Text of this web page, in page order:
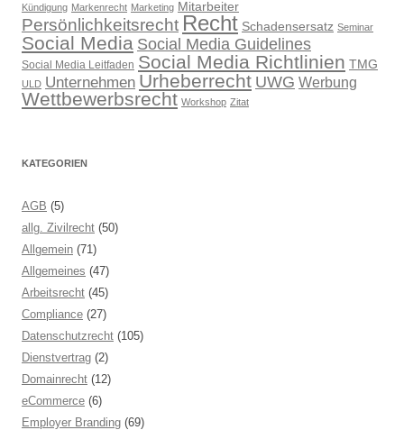
Kündigung Markenrecht Marketing Mitarbeiter
Persönlichkeitsrecht Recht Schadensersatz Seminar
Social Media Social Media Guidelines
Social Media Leitfaden Social Media Richtlinien TMG
ULD Unternehmen Urheberrecht UWG Werbung
Wettbewerbsrecht Workshop Zitat
KATEGORIEN
AGB (5)
allg. Zivilrecht (50)
Allgemein (71)
Allgemeines (47)
Arbeitsrecht (45)
Compliance (27)
Datenschutzrecht (105)
Dienstvertrag (2)
Domainrecht (12)
eCommerce (6)
Employer Branding (69)